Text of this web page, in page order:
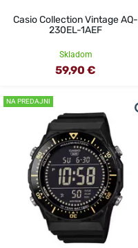
Casio Collection Vintage AQ-
230EL-1AEF
Skladom
59,90 €
NA PREDAJNI